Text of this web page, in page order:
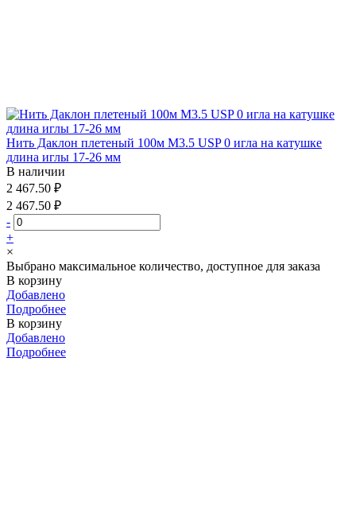
Нить Даклон плетеный 100м М3.5 USP 0 игла на катушке
длина иглы 17-26 мм
В наличии
2 467.50 ₽
2 467.50 ₽
-
+
×
Выбрано максимальное количество, доступное для заказа
В корзину
Добавлено
Подробнее
В корзину
Добавлено
Подробнее